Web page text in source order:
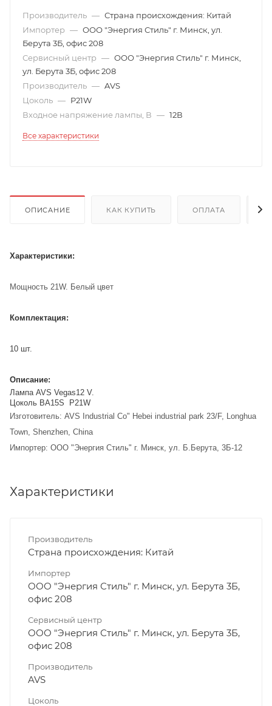
Производитель — Страна происхождения: Китай
Импортер — ООО "Энергия Стиль" г. Минск, ул.
Берута 3Б, офис 208
Сервисный центр — ООО "Энергия Стиль" г. Минск,
ул. Берута 3Б, офис 208
Производитель — AVS
Цоколь — P21W
Входное напряжение лампы, В — 12В
Все характеристики
ОПИСАНИЕ КАК КУПИТЬ ОПЛАТА
Характеристики:
Мощность 21W. Белый цвет
Комплектация:
10 шт.
Описание:
Лампа AVS Vegas12 V.
Цоколь BA15S P21W
Изготовитель: AVS Industrial Co" Hebei industrial park 23/F, Longhua
Town, Shenzhen, China
Импортер: ООО "Энергия Стиль" г. Минск, ул. Б.Берута, 3Б-12
Характеристики
Производитель
Страна происхождения: Китай
Импортер
ООО "Энергия Стиль" г. Минск, ул. Берута 3Б,
офис 208
Сервисный центр
ООО "Энергия Стиль" г. Минск, ул. Берута 3Б,
офис 208
Производитель
AVS
Цоколь